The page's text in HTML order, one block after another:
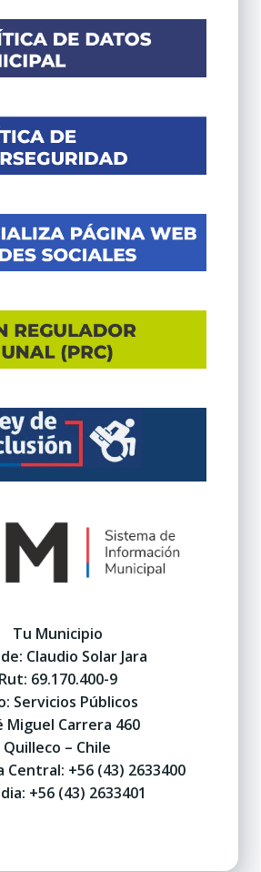
Tu Municipio
Claudio Solar Jara
Rut: 69.170.400-9
Servicios Públicos
Miguel Carrera 460
Quilleco – Chile
Central: +56 (43) 2633400
+56 (43) 2633401